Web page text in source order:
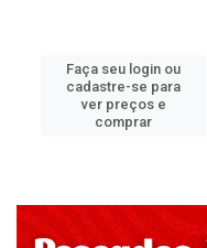
Faça seu login ou
cadastre-se para
ver preços e
comprar